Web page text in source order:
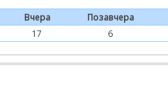
Вчера Позавчера
17 6